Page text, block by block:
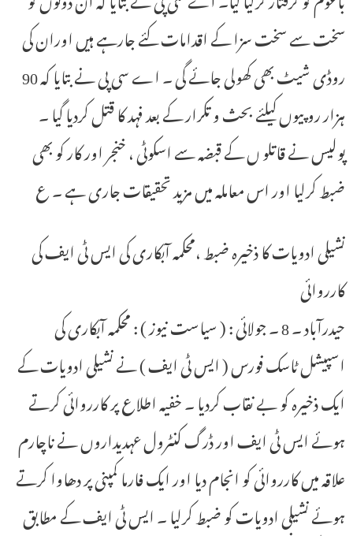
سخت سے سخت سزا کے اقدامات کئے جارہے ہیں اوران کی
روڈی شیٹ بھی کھولی جائے گی ۔ اے سی پی نے بتایا کہ 90
ہزار روپیوں کیلئے بحث و تکرار کے بعد فہد کا قتل کردیا گیا ۔
پولیس نے قاتلو ں کے قبضہ سے اسکوٹی ، خنجر اور کار کو بھی
ضبط کرلیا اور اس معاملہ میں مزید تحقیقات جاری ہے ۔ ع
نشیلی ادویات کا ذخیرہ ضبط ،محکمہ آبکاری کی ایس ٹی ایف کی
کارروائی
حیدرآباد ۔ 8 ۔ جولائی : ( سیاست نیوز ) : محکمہ آبکاری کی
اسپیشل ٹاسک فورس ( ایس ٹی ایف ) نے نشیلی ادویات کے
ایک ذخیرہ کو بے نقاب کردیا ۔ خفیہ اطلاع پر کارروائی کرتے
ہوئے ایس ٹی ایف اور ڈرگ کنٹرول عہدیداروں نے ناچارم
علاقہ میں کارروائی کو انجام دیا اور ایک فارما کمپنی پر دھاوا کرتے
ہوئے نشیلی ادویات کو ضبط کرلیا ۔ ایس ٹی ایف کے مطابق